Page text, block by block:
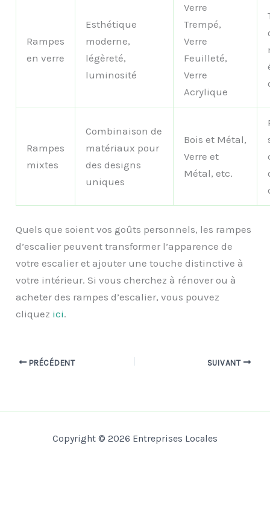
Rampes
en verre
Esthétique
moderne,
légèreté,
luminosité
Verre
Trempé,
Verre
Feuilleté,
Verre
Acrylique
Rampes
mixtes
Combinaison de
matériaux pour
des designs
uniques
Bois et Métal,
Verre et
Métal, etc.
Quels que soient vos goûts personnels, les rampes
d’escalier peuvent transformer l’apparence de
votre escalier et ajouter une touche distinctive à
votre intérieur. Si vous cherchez à rénover ou à
acheter des rampes d’escalier, vous pouvez
cliquez ici.
PRÉCÉDENT SUIVANT
Copyright © 2026 Entreprises Locales